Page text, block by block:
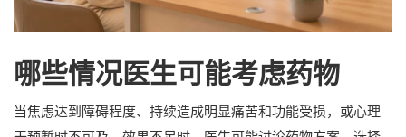
哪些情况医生可能考虑药物
当焦虑达到障碍程度、持续造成明显痛苦和功能受损，或心理